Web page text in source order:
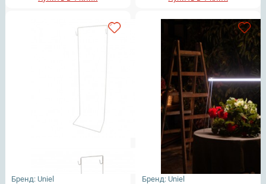
Бренд: Uniel
Бренд: Uniel